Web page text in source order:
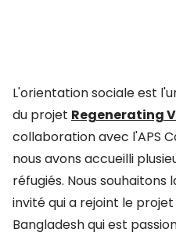
L'orientation sociale est
du projet Regenerating
collaboration avec l'APS
nous avons accueilli
réfugiés. Nous souhaitons
invité qui a rejoint le projet
Bangladesh qui est